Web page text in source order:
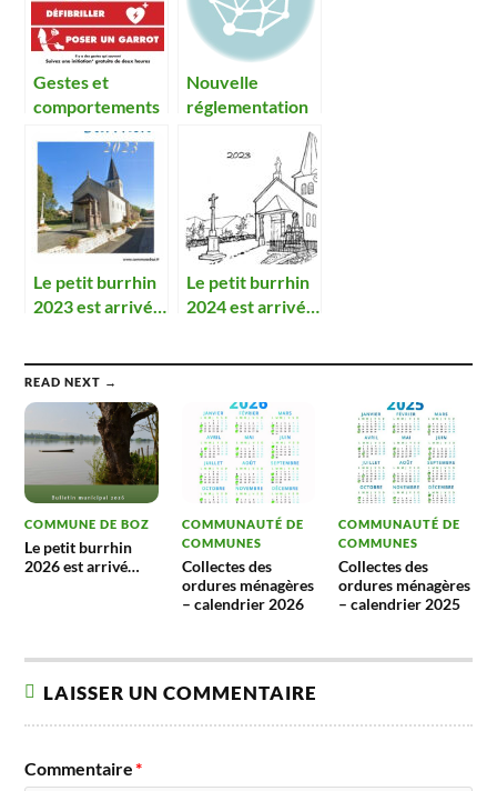
Gestes et
comportements
qui sauvent
Nouvelle
réglementation
stationnement
communal
Le petit burrhin
2023 est arrivé…
Le petit burrhin
2024 est arrivé…
READ NEXT →
COMMUNE DE BOZ
Le petit burrhin
2026 est arrivé…
COMMUNAUTÉ DE
COMMUNES
Collectes des
ordures ménagères
– calendrier 2026
COMMUNAUTÉ DE
COMMUNES
Collectes des
ordures ménagères
– calendrier 2025
LAISSER UN COMMENTAIRE
Commentaire*